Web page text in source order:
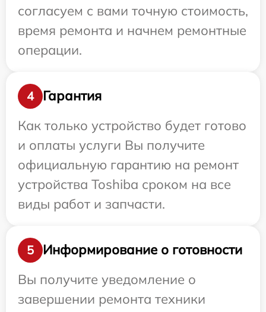
согласуем с вами точную стоимость,
время ремонта и начнем ремонтные
операции.
4
Гарантия
Как только устройство будет готово
и оплаты услуги Вы получите
официальную гарантию на ремонт
устройства Toshiba сроком на все
виды работ и запчасти.
5
Информирование о готовности
Вы получите уведомление о
завершении ремонта техники